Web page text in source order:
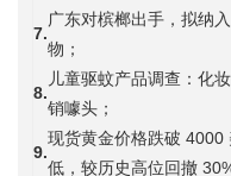
7.
广东对槟榔出手，拟纳
物；
8.
儿童驱蚊产品调查：化
销噱头；
9.
现货黄金价格跌破 4000
低，较历史高位回撤